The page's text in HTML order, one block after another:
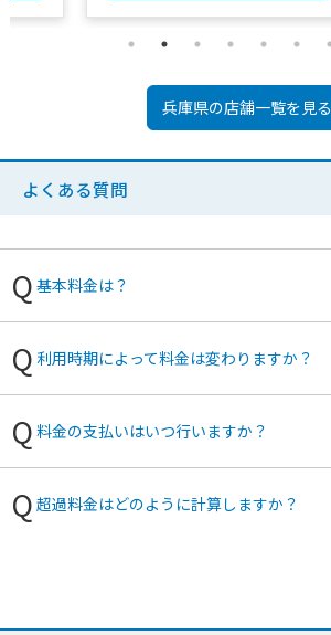
兵庫県の店舗一覧を見る
よくある質問
基本料金は？
利用時期によって料金は変わりますか？
料金の支払いはいつ行いますか？
超過料金はどのように計算しますか？